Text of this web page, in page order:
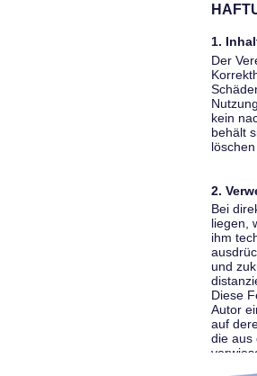
1.
Der
kein
behält
2.
Bei
liegen,
ihm
und
Diese
Autor
auf
die aus